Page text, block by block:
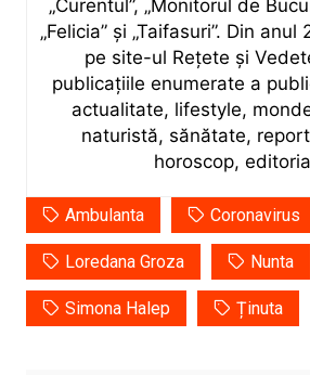
„Curentul”, „Monitorul de
„Felicia” și „Taifasuri”. Din
pe site-ul Rețete și
publicațiile enumerate a
actualitate, lifestyle,
naturistă, sănătate,
horoscop,
Ambulanta Coronavirus
Loredana Groza Nunta
Simona Halep Ținuta